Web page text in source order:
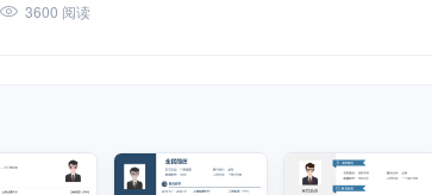
3600 阅读